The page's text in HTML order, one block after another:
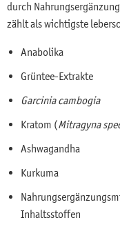
durch
zählt als wichtigste
Anabolika
Grüntee-Extrakte
Garcinia cambogia
Kratom (Mitragyna
Ashwagandha
Kurkuma
Inhaltsstoffen